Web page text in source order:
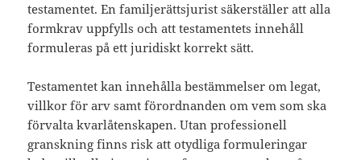
testamentet. En familjerättsjurist säkerställer att alla
formkrav uppfylls och att testamentets innehåll
formuleras på ett juridiskt korrekt sätt.
Testamentet kan innehålla bestämmelser om legat,
villkor för arv samt förordnanden om vem som ska
förvalta kvarlåtenskapen. Utan professionell
granskning finns risk att otydliga formuleringar